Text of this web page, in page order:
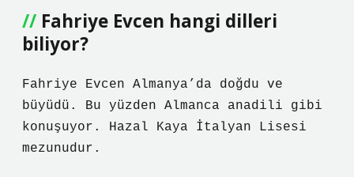
Fahriye Evcen hangi dilleri
biliyor?
Fahriye Evcen Almanya’da doğdu ve
büyüdü. Bu yüzden Almanca anadili gibi
konuşuyor. Hazal Kaya İtalyan Lisesi
mezunudur.